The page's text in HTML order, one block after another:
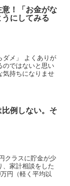
！「お金がな
にしてみる
ダメ」 よくありが
のではないと思い
気持ちになりませ
例しない。そ
クラスに貯金が少
、家計相談をした
円（軽く平均以